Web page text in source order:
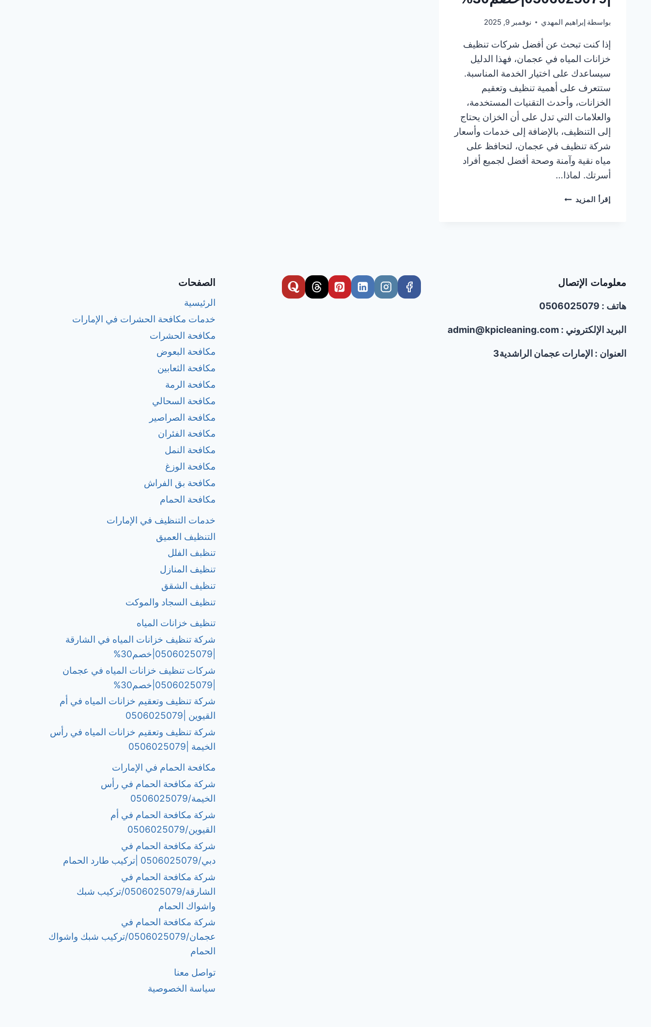
بواسطة إبراهيم المهدي نوفمبر 9, 2025
إذا كنت تبحث عن أفضل شركات تنظيف
خزانات المياه في عجمان، فهذا الدليل
سيساعدك على اختيار الخدمة المناسبة.
ستتعرف على أهمية تنظيف وتعقيم
الخزانات، وأحدث التقنيات المستخدمة،
والعلامات التي تدل على أن الخزان يحتاج
إلى التنظيف، بالإضافة إلى خدمات وأسعار
شركة تنظيف في عجمان، لتحافظ على
مياه نقية وآمنة وصحة أفضل لجميع أفراد
أسرتك. لماذا…
إقرأ المزيد شركات
خصم30%
معلومات الإتصال
هاتف : 0506025079
البريد الإلكتروني : admin@kpicleaning.com
العنوان : الإمارات عجمان الراشدية3
الصفحات
الرئيسية
خدمات مكافحة الحشرات في الإمارات
مكافحة الحشرات
مكافحة البعوض
مكافحة الثعابين
مكافحة الرمة
مكافحة السحالي
مكافحة الصراصير
مكافحة الفئران
مكافحة النمل
مكافحة الوزغ
مكافحة بق الفراش
مكافحة الحمام
خدمات التنظيف في الإمارات
التنظيف العميق
تنظبف الفلل
تنظيف المنازل
تنظيف الشقق
تنظيف السجاد والموكت
تنظيف خزانات المياه
شركة تنظيف خزانات المياه في الشارقة
شركات تنظيف خزانات المياه في عجمان
شركة تنظيف وتعقيم خزانات المياه في أم
القيوين |0506025079
شركة تنظيف وتعقيم خزانات المياه في رأس
الخيمة |0506025079
مكافحة الحمام في الإمارات
شركة مكافحة الحمام في رأس
الخيمة/0506025079
شركة مكافحة الحمام في أم
القيوين/0506025079
شركة مكافحة الحمام في
دبي/0506025079 |تركيب طارد الحمام
شركة مكافحة الحمام في
الشارقة/0506025079/تركيب شبك
واشواك الحمام
شركة مكافحة الحمام في
عجمان/0506025079/تركيب شبك واشواك
الحمام
تواصل معنا
سياسة الخصوصية